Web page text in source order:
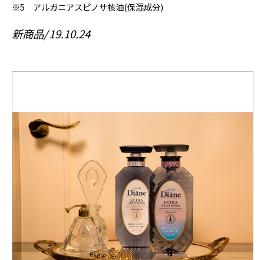
※5 アルガニアスピノサ核油(保湿成分)
新商品 19.10.24